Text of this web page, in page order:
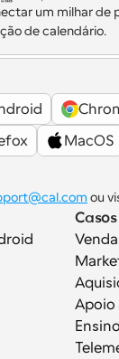
um milhar de
de calendário.
MacOS
ou
Apoio